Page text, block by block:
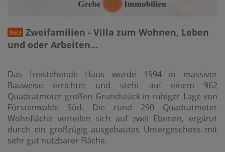
NEU
Zweifamilien - Villa zum Wohnen, Leben
und oder Arbeiten...
Das freistehende Haus wurde 1994 in massiver
Bauweise errichtet und steht auf einem 962
Quadratmeter großen Grundstück in ruhiger Lage von
Fürstenwalde Süd. Die rund 290 Quadratmeter
Wohnfläche verteilen sich auf zwei Ebenen, ergänzt
durch ein großzügig ausgebautes Untergeschoss mit
sehr gut nutzbarer Fläche.